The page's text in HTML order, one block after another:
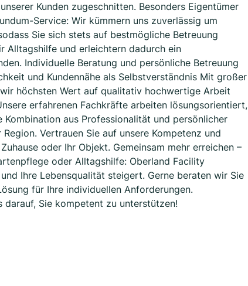
Kunden zugeschnitten. Besonders Eigentümer
Service: Wir kümmern uns zuverlässig um
Sie sich stets auf bestmögliche Betreuung
Alltagshilfe und erleichtern dadurch ein
Individuelle Beratung und persönliche Betreuung
und Kundennähe als Selbstverständnis Mit großer
höchsten Wert auf qualitativ hochwertige Arbeit
erfahrenen Fachkräfte arbeiten lösungsorientiert,
aus Professionalität und persönlicher
Vertrauen Sie auf unsere Kompetenz und
oder Ihr Objekt. Gemeinsam mehr erreichen –
oder Alltagshilfe: Oberland Facility
Ihre Lebensqualität steigert. Gerne beraten wir Sie
für Ihre individuellen Anforderungen.
darauf, Sie kompetent zu unterstützen!